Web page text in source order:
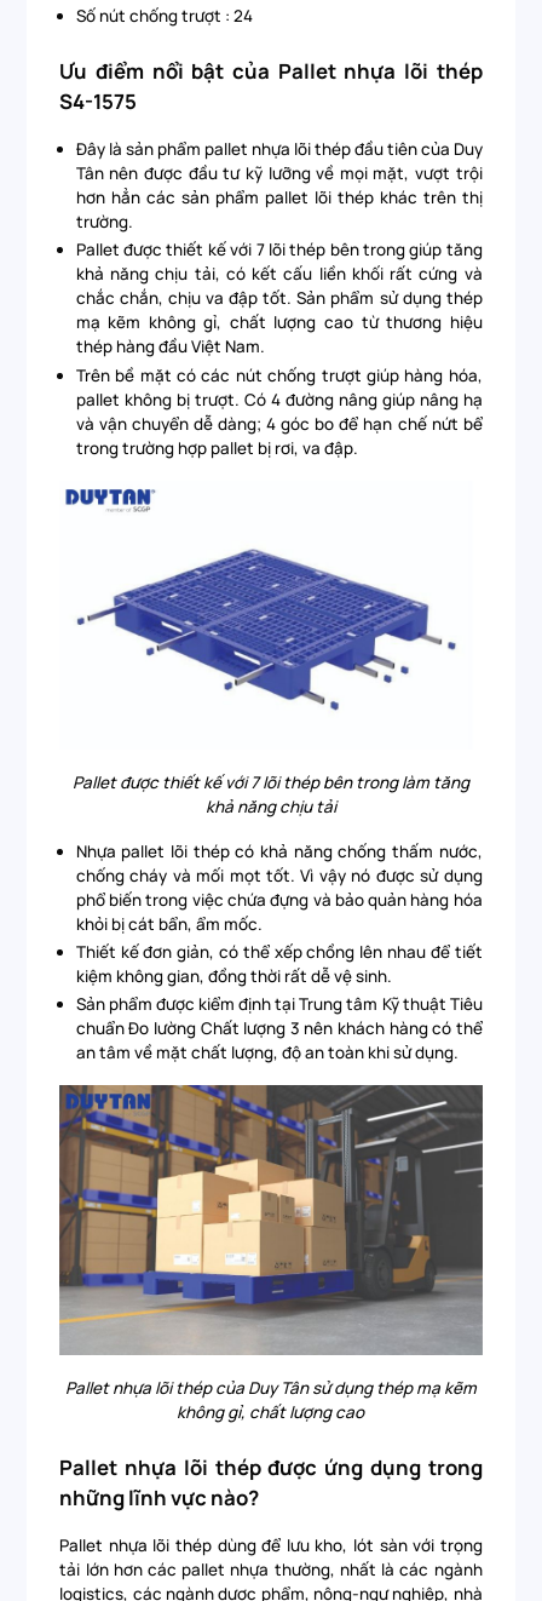
Số nút chống trượt : 24
Ưu điểm nổi bật của Pallet nhựa lõi thép
S4-1575
Đây là sản phẩm pallet nhựa lõi thép đầu tiên của Duy
Tân nên được đầu tư kỹ lưỡng về mọi mặt, vượt trội
hơn hẳn các sản phẩm pallet lõi thép khác trên thị
trường.
Pallet được thiết kế với 7 lõi thép bên trong giúp tăng
khả năng chịu tải, có kết cấu liền khối rất cứng và
chắc chắn, chịu va đập tốt. Sản phẩm sử dụng thép
mạ kẽm không gỉ, chất lượng cao từ thương hiệu
thép hàng đầu Việt Nam.
Trên bề mặt có các nút chống trượt giúp hàng hóa,
pallet không bị trượt. Có 4 đường nâng giúp nâng hạ
và vận chuyển dễ dàng; 4 góc bo để hạn chế nứt bể
trong trường hợp pallet bị rơi, va đập.
Pallet được thiết kế với 7 lõi thép bên trong làm tăng
khả năng chịu tải
Nhựa pallet lõi thép có khả năng chống thấm nước,
chống cháy và mối mọt tốt. Vì vậy nó được sử dụng
phổ biến trong việc chứa đựng và bảo quản hàng hóa
khỏi bị cát bẩn, ẩm mốc.
Thiết kế đơn giản, có thể xếp chồng lên nhau để tiết
kiệm không gian, đồng thời rất dễ vệ sinh.
Sản phẩm được kiểm định tại Trung tâm Kỹ thuật Tiêu
chuẩn Đo lường Chất lượng 3 nên khách hàng có thể
an tâm về mặt chất lượng, độ an toàn khi sử dụng.
Pallet nhựa lõi thép của Duy Tân sử dụng thép mạ kẽm
không gỉ, chất lượng cao
Pallet nhựa lõi thép được ứng dụng trong
những lĩnh vực nào?
Pallet nhựa lõi thép dùng để lưu kho, lót sàn với trọng
tải lớn hơn các pallet nhựa thường, nhất là các ngành
logistics, các ngành dược phẩm, nông-ngư nghiệp, nhà